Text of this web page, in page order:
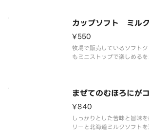
食感が楽しめる、ロングセラ
カップソフト ミルク
¥550
牧場で販売しているソフト
もミニストップで楽しめる
まぜてのむほろにが
¥840
しっかりとした苦味と旨味
リーと北海道ミルクソフト